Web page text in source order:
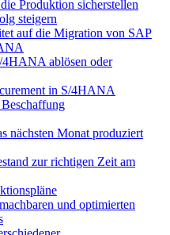
Produktion sicherstellen
steigern
auf die Migration von SAP
ablösen oder
in S/4HANA
nächsten Monat produziert
zur richtigen Zeit am
und optimierten